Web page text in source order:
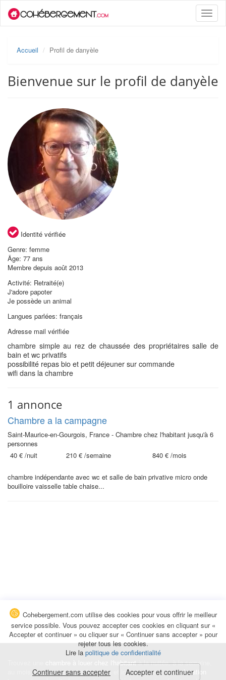
Toggle
Accueil Profil de danyèle
Bienvenue sur le profil de danyèle
Identité vérifiée
Genre: femme
Âge: 77 ans
Membre depuis août 2013
Activité: Retraité(e)
J'adore papoter
Je possède un animal
Langues parlées: français
Adresse mail vérifiée
chambre simple au rez de chaussée des propriétaires salle de
bain et wc privatifs
possibilité repas bio et petit déjeuner sur commande
wifi dans la chambre
1 annonce
Chambre a la campagne
Saint-Maurice-en-Gourgois, France - Chambre chez l'habitant jusqu'à 6
personnes
40 € /nuit 210 € /semaine 840 € /mois
chambre indépendante avec wc et salle de bain privative micro onde
bouilloire vaisselle table chaise...
chambre à louer chez l'habitantà la nuitée, à la semaine,
au mois ou à l'année pour de courts et longs séjours, unecolocation
Cohebergement.com utilise des cookies pour vous offrir le meilleur
service possible. Vous pouvez accepter ces cookies en cliquant sur «
Accepter et continuer » ou cliquer sur « Continuer sans accepter » pour
rejeter tous les cookies.
Lire la politique de confidentialité
Continuer sans accepter Accepter et continuer